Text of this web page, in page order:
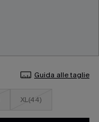
Guida alle taglie
XL(44)